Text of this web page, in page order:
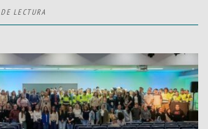
LECTURA